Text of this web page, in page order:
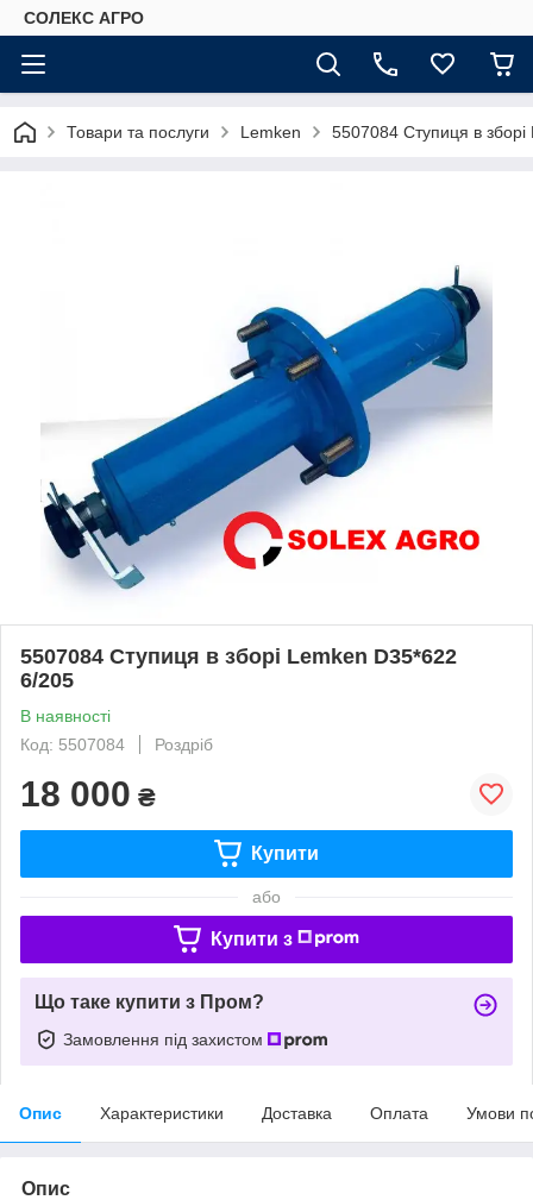
СОЛЕКС АГРО
Товари та послуги Lemken 5507084 Ступиця в
5507084 Ступиця в зборі Lemken D35*622
6/205
В наявності
Код: 5507084
Роздріб
18 000 ₴
Купити
або
Купити з
Що таке купити з Пром?
Замовлення під захистом
Опис Характеристики Доставка Оплата Умови
Опис